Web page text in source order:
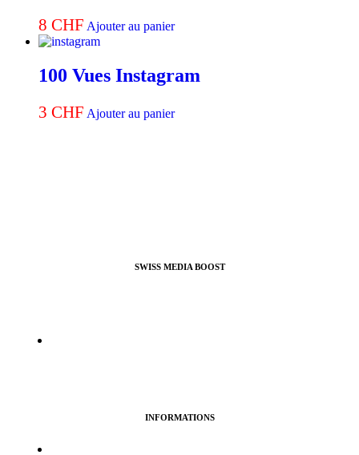
8 CHF Ajouter au panier
100 Vues Instagram
3 CHF Ajouter au panier
SWISS MEDIA BOOST
INFORMATIONS